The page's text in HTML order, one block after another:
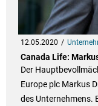
12.05.2020
Canada Life:
Der
Europe plc Markus
des Unternehmens.